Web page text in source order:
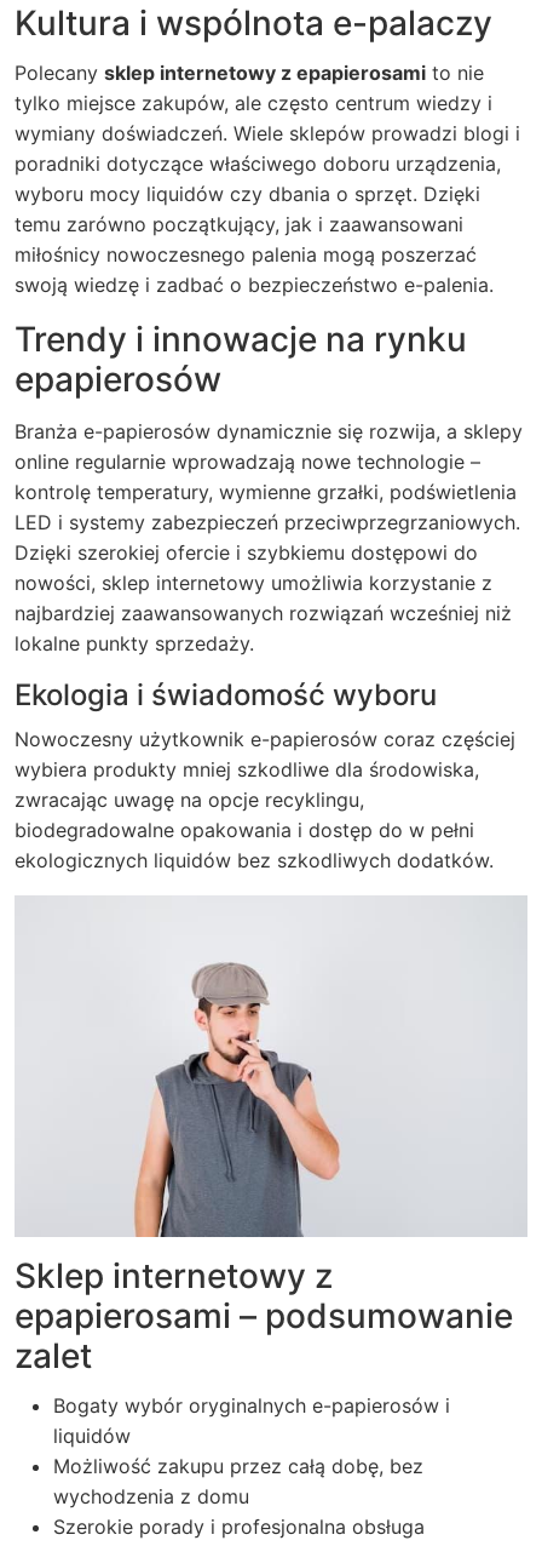
Kultura i wspólnota e-palaczy
Polecany sklep internetowy z epapierosami to nie
tylko miejsce zakupów, ale często centrum wiedzy i
wymiany doświadczeń. Wiele sklepów prowadzi blogi i
poradniki dotyczące właściwego doboru urządzenia,
wyboru mocy liquidów czy dbania o sprzęt. Dzięki
temu zarówno początkujący, jak i zaawansowani
miłośnicy nowoczesnego palenia mogą poszerzać
swoją wiedzę i zadbać o bezpieczeństwo e-palenia.
Trendy i innowacje na rynku
epapierosów
Branża e-papierosów dynamicznie się rozwija, a sklepy
online regularnie wprowadzają nowe technologie –
kontrolę temperatury, wymienne grzałki, podświetlenia
LED i systemy zabezpieczeń przeciwprzegrzaniowych.
Dzięki szerokiej ofercie i szybkiemu dostępowi do
nowości, sklep internetowy umożliwia korzystanie z
najbardziej zaawansowanych rozwiązań wcześniej niż
lokalne punkty sprzedaży.
Ekologia i świadomość wyboru
Nowoczesny użytkownik e-papierosów coraz częściej
wybiera produkty mniej szkodliwe dla środowiska,
zwracając uwagę na opcje recyklingu,
biodegradowalne opakowania i dostęp do w pełni
ekologicznych liquidów bez szkodliwych dodatków.
Sklep internetowy z
epapierosami – podsumowanie
zalet
Bogaty wybór oryginalnych e-papierosów i
liquidów
Możliwość zakupu przez całą dobę, bez
wychodzenia z domu
Szerokie porady i profesjonalna obsługa